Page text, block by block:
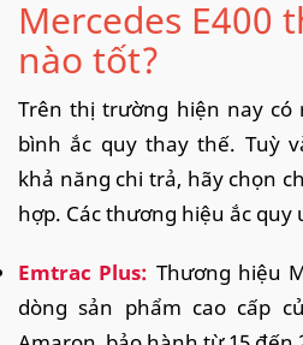
Mercedes E400
nào tốt?
Trên thị trường hiện nay
bình ắc quy thay thế. Tuỳ
khả năng chi trả, hãy chọn
hợp. Các thương hiệu ắc
Emtrac Plus: Thương hiệu
dòng sản phẩm cao cấp